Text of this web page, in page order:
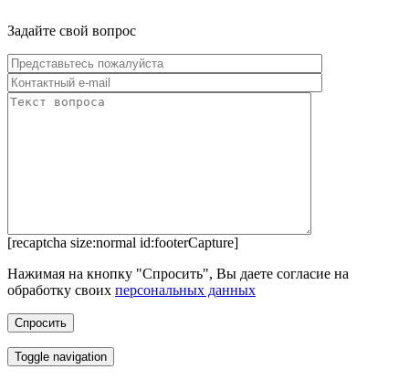
Задайте свой вопрос
[recaptcha size:normal id:footerCapture]
Нажимая на кнопку "Спросить", Вы даете согласие на
обработку своих персональных данных
Toggle navigation